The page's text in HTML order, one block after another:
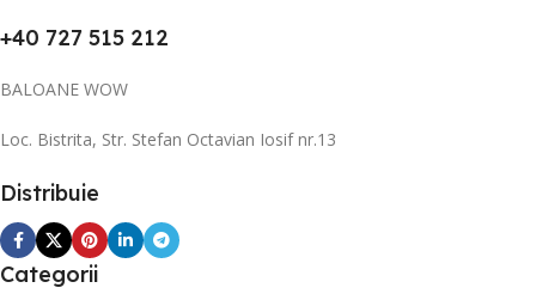
+40 727 515 212
BALOANE WOW
Loc. Bistrita, Str. Stefan Octavian Iosif nr.13
Distribuie
Categorii